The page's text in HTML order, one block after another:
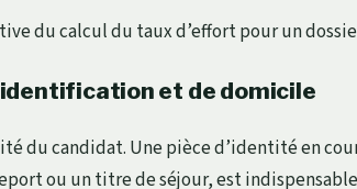
du calcul du taux d’effort pour un
et de domicile
du candidat. Une pièce d’identité en
ou un titre de séjour, est